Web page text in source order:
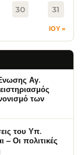
30 31
ΙΟΥ »
Αγ.
των
του Υπ.
– Οι πολιτικές